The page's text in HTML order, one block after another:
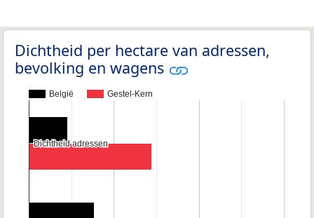
Dichtheid per hectare van adressen,
bevolking en wagens
België Gestel-Kern
Dichtheid adressen
Dichtheid adressen